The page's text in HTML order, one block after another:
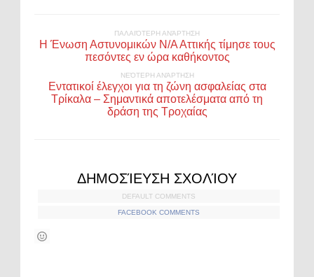
ΠΑΛΑΙΌΤΕΡΗ ΑΝΆΡΤΗΣΗ
Η Ένωση Αστυνομικών Ν/Α Αττικής τίμησε τους
πεσόντες εν ώρα καθήκοντος
ΝΕΌΤΕΡΗ ΑΝΆΡΤΗΣΗ
Εντατικοί έλεγχοι για τη ζώνη ασφαλείας στα
Τρίκαλα – Σημαντικά αποτελέσματα από τη
δράση της Τροχαίας
ΔΗΜΟΣΊΕΥΣΗ ΣΧΟΛΊΟΥ
DEFAULT COMMENTS
FACEBOOK COMMENTS